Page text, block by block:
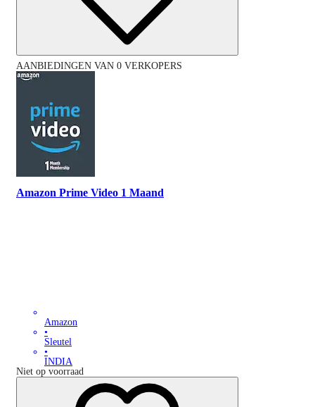
AANBIEDINGEN VAN 0 VERKOPERS
Amazon Prime Video 1 Maand
Amazon
•
Sleutel
•
INDIA
Niet op voorraad